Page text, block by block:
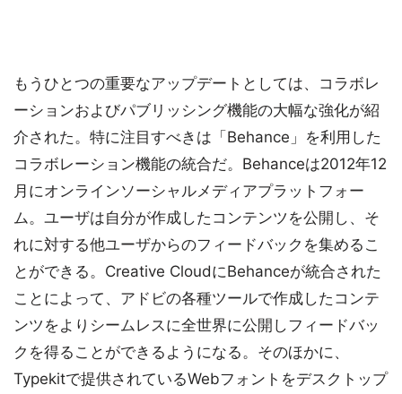
もうひとつの重要なアップデートとしては、コラボレ
ーションおよびパブリッシング機能の大幅な強化が紹
介された。特に注目すべきは「Behance」を利用した
コラボレーション機能の統合だ。Behanceは2012年12
月にオンラインソーシャルメディアプラットフォー
ム。ユーザは自分が作成したコンテンツを公開し、そ
れに対する他ユーザからのフィードバックを集めるこ
とができる。Creative CloudにBehanceが統合された
ことによって、アドビの各種ツールで作成したコンテ
ンツをよりシームレスに全世界に公開しフィードバッ
クを得ることができるようになる。そのほかに、
Typekitで提供されているWebフォントをデスクトップ